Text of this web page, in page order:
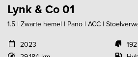
Lynk & Co 01
1.5 | Zwarte hemel | Pano | ACC |
2023